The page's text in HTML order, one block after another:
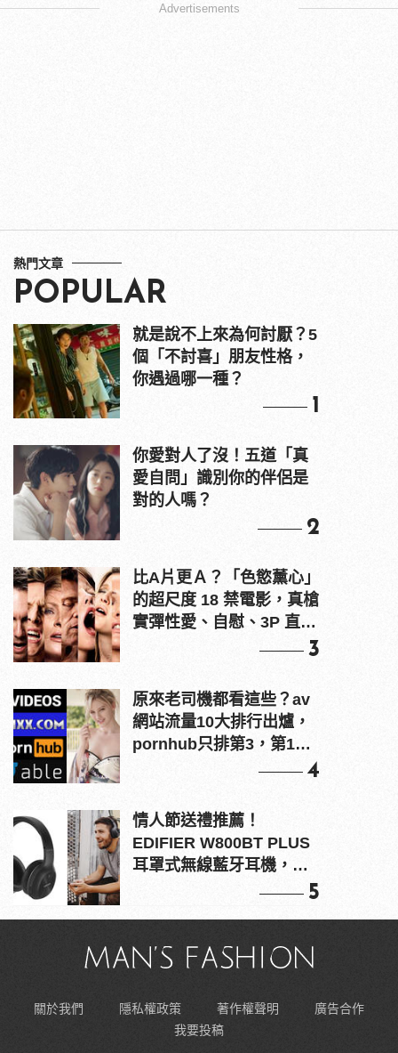
Advertisements
熱門文章
POPULAR
就是說不上來為何討厭？5
個「不討喜」朋友性格，
你遇過哪一種？
1
你愛對人了沒！五道「真
愛自問」識別你的伴侶是
對的人嗎？
2
比A片更Ａ？「色慾薰心」
的超尺度 18 禁電影，真槍
實彈性愛、自慰、3P 直接
3
原來老司機都看這些？av
網站流量10大排行出爐，
pornhub只排第3，第1名
4
情人節送禮推薦！
EDIFIER W800BT PLUS
耳罩式無線藍牙耳機，在
5
關於我們 隱私權政策 著作權聲明
廣告合作
我要投稿